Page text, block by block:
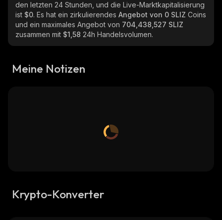
den letzten 24 Stunden, und die Live-Marktkapitalisierung
ist $0. Es hat ein zirkulierendes Angebot von 0 SLIZ Coins
und ein maximales Angebot von 704,438,527 SLIZ
zusammen mit $1,58 24h Handelsvolumen.
Meine Notizen
Krypto-Konverter